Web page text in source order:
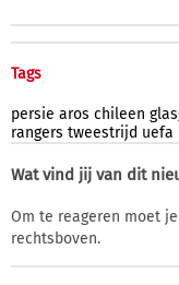
Tags
persie aros chileen
rangers tweestrijd uefa
Wat vind jij van dit
Om te reageren moet
rechtsboven.